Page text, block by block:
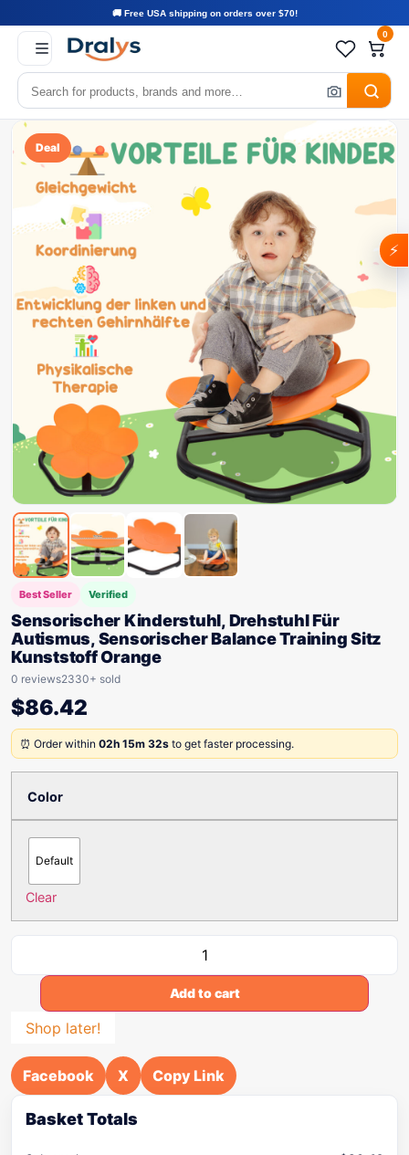
🚚 Free USA shipping on orders over $70!
0
Deal
Best Seller Verified
Sensorischer Kinderstuhl, Drehstuhl Für
Autismus, Sensorischer Balance Training Sitz
Kunststoff Orange
0 reviews2330+ sold
$86.42
⏰ Order within 02h 15m 32s to get faster processing.
Color
Default
Clear
Add to cart
Shop later!
Facebook X Copy Link
Basket Totals
⚡